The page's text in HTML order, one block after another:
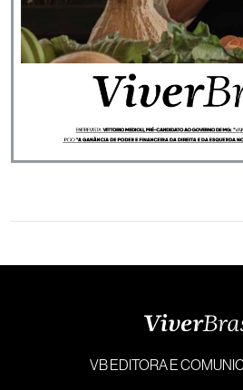
VB EDITORA E